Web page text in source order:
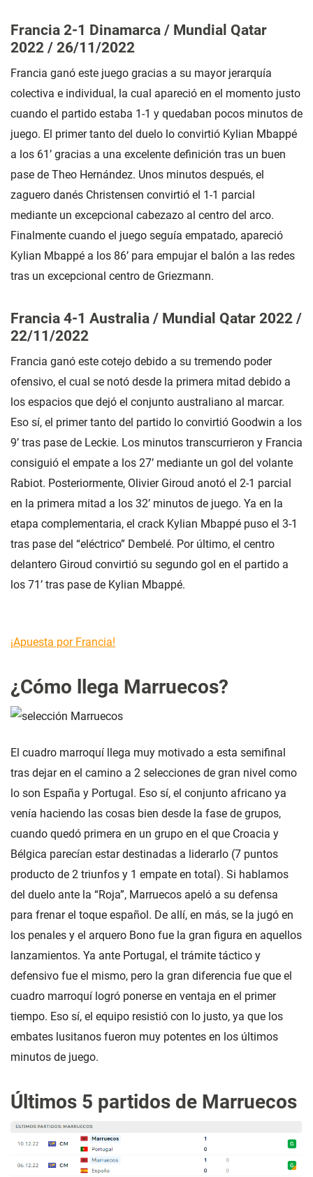
Francia 2-1 Dinamarca / Mundial Qatar
2022 / 26/11/2022
Francia ganó este juego gracias a su mayor jerarquía
colectiva e individual, la cual apareció en el momento justo
cuando el partido estaba 1-1 y quedaban pocos minutos de
juego. El primer tanto del duelo lo convirtió Kylian Mbappé
a los 61’ gracias a una excelente definición tras un buen
pase de Theo Hernández. Unos minutos después, el
zaguero danés Christensen convirtió el 1-1 parcial
mediante un excepcional cabezazo al centro del arco.
Finalmente cuando el juego seguía empatado, apareció
Kylian Mbappé a los 86’ para empujar el balón a las redes
tras un excepcional centro de Griezmann.
Francia 4-1 Australia / Mundial Qatar 2022 /
22/11/2022
Francia ganó este cotejo debido a su tremendo poder
ofensivo, el cual se notó desde la primera mitad debido a
los espacios que dejó el conjunto australiano al marcar.
Eso sí, el primer tanto del partido lo convirtió Goodwin a los
9’ tras pase de Leckie. Los minutos transcurrieron y Francia
consiguió el empate a los 27’ mediante un gol del volante
Rabiot. Posteriormente, Olivier Giroud anotó el 2-1 parcial
en la primera mitad a los 32’ minutos de juego. Ya en la
etapa complementaria, el crack Kylian Mbappé puso el 3-1
tras pase del “eléctrico” Dembelé. Por último, el centro
delantero Giroud convirtió su segundo gol en el partido a
los 71’ tras pase de Kylian Mbappé.
¡Apuesta por Francia!
¿Cómo llega Marruecos?
El cuadro marroquí llega muy motivado a esta semifinal
tras dejar en el camino a 2 selecciones de gran nivel como
lo son España y Portugal. Eso sí, el conjunto africano ya
venía haciendo las cosas bien desde la fase de grupos,
cuando quedó primera en un grupo en el que Croacia y
Bélgica parecían estar destinadas a liderarlo (7 puntos
producto de 2 triunfos y 1 empate en total). Si hablamos
del duelo ante la “Roja”, Marruecos apeló a su defensa
para frenar el toque español. De allí, en más, se la jugó en
los penales y el arquero Bono fue la gran figura en aquellos
lanzamientos. Ya ante Portugal, el trámite táctico y
defensivo fue el mismo, pero la gran diferencia fue que el
cuadro marroquí logró ponerse en ventaja en el primer
tiempo. Eso sí, el equipo resistió con lo justo, ya que los
embates lusitanos fueron muy potentes en los últimos
minutos de juego.
Últimos 5 partidos de Marruecos